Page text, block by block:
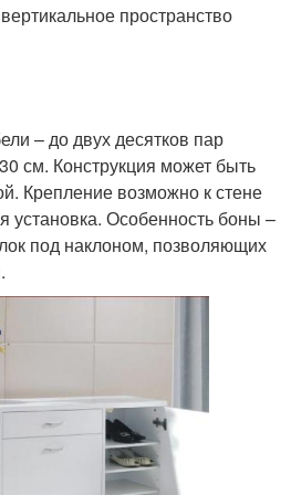
пространство
– до двух десятков пар
см. Конструкция может быть
Крепление возможно к стене
установка. Особенность боны –
под наклоном, позволяющих